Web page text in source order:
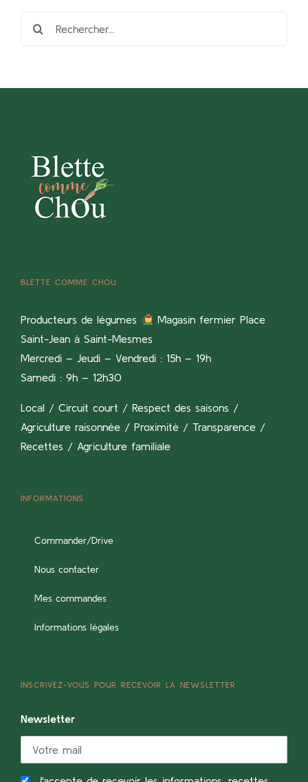
BLETTE COMME CHOU
Producteurs de légumes
Magasin fermier Place
Saint-Jean à Saint-Mesmes
Mercredi – Jeudi – Vendredi : 15h – 19h
Samedi : 9h – 12h30
Local / Circuit court / Respect des saisons /
Agriculture raisonnée / Proximité / Transparence /
Recettes / Agriculture familiale
INFORMATIONS
Commander/Drive
Nous contacter
Mes commandes
Informations légales
INSCRIVEZ-VOUS POUR RECEVOIR LA NEWSLETTER
Newsletter